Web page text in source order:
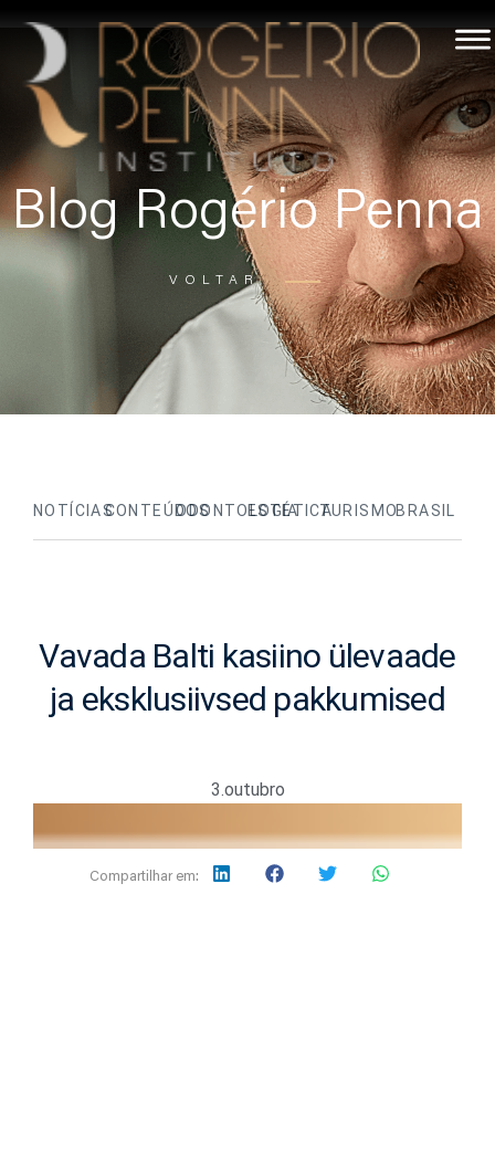
Blog Rogério Penna
VOLTAR
NOTÍCIASCONTEÚDOSODONTOLOGIA
ESTÉTICATURISMOBRASIL
Vavada Balti kasiino ülevaade
ja eksklusiivsed pakkumised
3.outubro
Compartilhar em: